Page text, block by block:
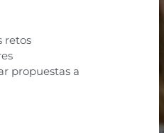
retos
propuestas a